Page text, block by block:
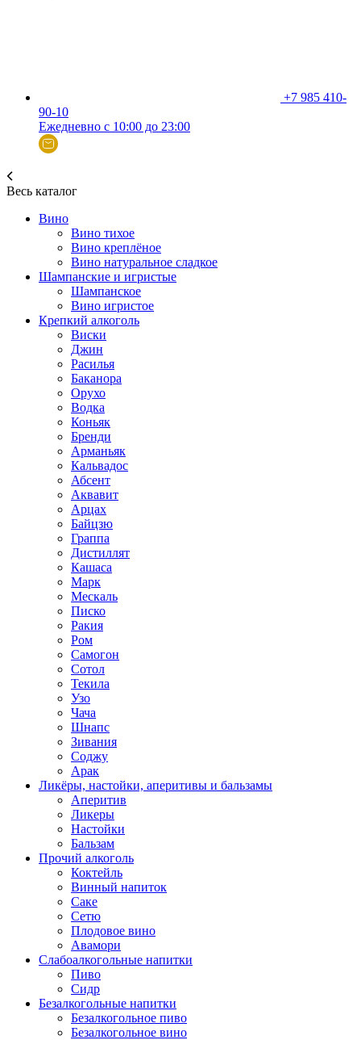
+7 985 410-
90-10
Ежедневно с 10:00 до 23:00
Весь каталог
Вино
Вино тихое
Вино креплёное
Вино натуральное сладкое
Шампанские и игристые
Шампанское
Вино игристое
Крепкий алкоголь
Виски
Джин
Расилья
Баканора
Орухо
Водка
Коньяк
Бренди
Арманьяк
Кальвадос
Абсент
Аквавит
Арцах
Байцзю
Граппа
Дистиллят
Кашаса
Марк
Мескаль
Писко
Ракия
Ром
Самогон
Сотол
Текила
Узо
Чача
Шнапс
Зивания
Соджу
Арак
Ликёры, настойки, аперитивы и бальзамы
Аперитив
Ликеры
Настойки
Бальзам
Прочий алкоголь
Коктейль
Винный напиток
Саке
Сетю
Плодовое вино
Авамори
Слабоалкогольные напитки
Пиво
Сидр
Безалкогольные напитки
Безалкогольное пиво
Безалкогольное вино